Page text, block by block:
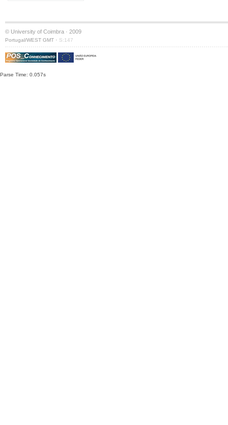
© University of Coimbra · 2009
Portugal/WEST GMT · S:147
Parse Time: 0.057s